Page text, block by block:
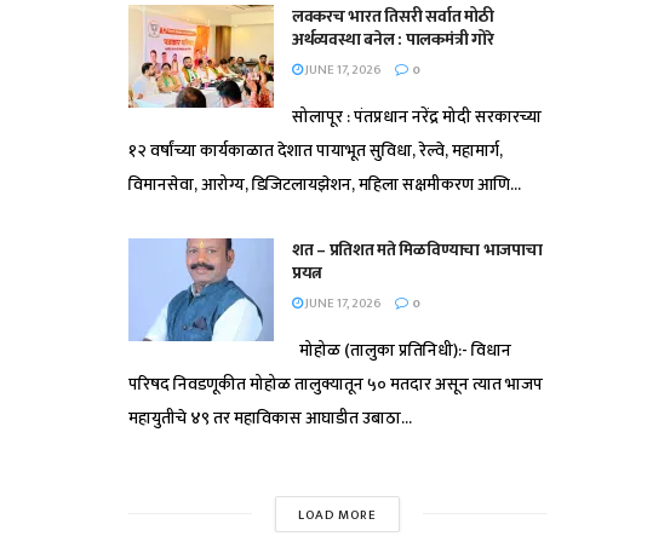
लवकरच भारत तिसरी सर्वात मोठी
अर्थव्यवस्था बनेल : पालकमंत्री गोरे
JUNE 17, 2026 0
सोलापूर : पंतप्रधान नरेंद्र मोदी सरकारच्या
१२ वर्षांच्या कार्यकाळात देशात पायाभूत सुविधा, रेल्वे, महामार्ग,
विमानसेवा, आरोग्य, डिजिटलायझेशन, महिला सक्षमीकरण आणि...
शत – प्रतिशत मते मिळविण्याचा भाजपाचा
प्रयत्न
JUNE 17, 2026 0
मोहोळ (तालुका प्रतिनिधी):- विधान
परिषद निवडणूकीत मोहोळ तालुक्यातून ५० मतदार असून त्यात भाजप
महायुतीचे ४९ तर महाविकास आघाडीत उबाठा...
LOAD MORE